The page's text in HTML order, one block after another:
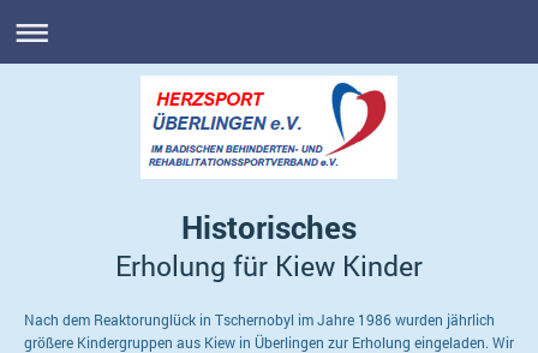
Historisches
Erholung für Kiew Kinder
Nach dem Reaktorunglück in Tschernobyl im Jahre 1986 wurden jährlich
größere Kindergruppen aus Kiew in Überlingen zur Erholung eingeladen. Wir